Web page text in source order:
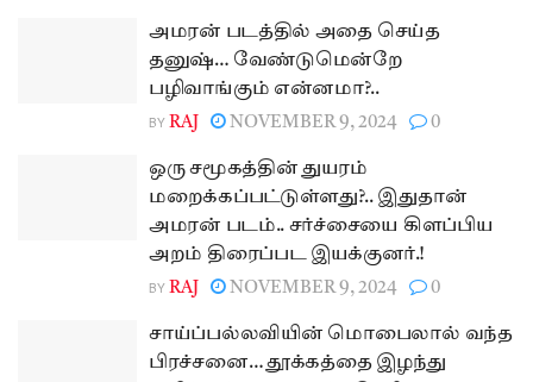
அமரன் படத்தில் அதை செய்த
தனுஷ்… வேண்டுமென்றே
பழிவாங்கும் என்னமா?..
BY RAJ NOVEMBER 9, 2024 0
ஒரு சமூகத்தின் துயரம்
மறைக்கப்பட்டுள்ளது?.. இதுதான்
அமரன் படம்.. சர்ச்சையை கிளப்பிய
அறம் திரைப்பட இயக்குனர்.!
BY RAJ NOVEMBER 9, 2024 0
சாய்ப்பல்லவியின் மொபைலால் வந்த
பிரச்சனை… தூக்கத்தை இழந்து